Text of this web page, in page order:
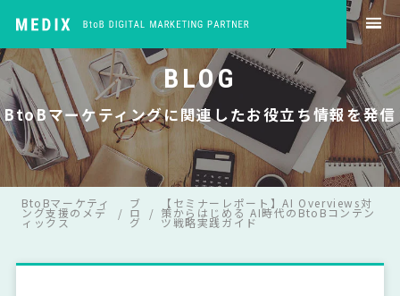
BLOG
BtoBマーケティングに関連したお役立ち情報を発信
BtoBマーケティ
ング支援のメデ
ィックス
ブ
ロ
グ
【セミナーレポート】AI Overviews対
策からはじめる AI時代のBtoBコンテン
ツ戦略実践ガイド